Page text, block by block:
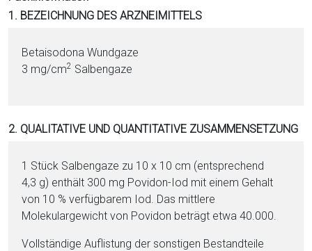
D
1. BEZEICHNUNG DES ARZNEIMITTELS
Betaisodona Wundgaze
3 mg/cm2 Salbengaze
2. QUALITATIVE UND QUANTITATIVE ZUSAMMENSETZUNG
1 Stück Salbengaze zu 10 x 10 cm (ent­sprechend
4,3 g) enthält 300 mg Po­vi­don-Iod mit ei­nem Ge­halt
von 10 % verfügbarem Iod. Das mittlere
Molekulargewicht von Po­vi­don beträgt et­wa 40.000.
Vollständige Auflistung der sonstigen Be­stand­tei­le